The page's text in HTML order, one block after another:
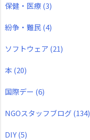
保健・医療(3)
紛争・難民(4)
ソフトウェア (21)
本(20)
国際デー (6)
NGOスタッフブログ(134)
DIY(5)